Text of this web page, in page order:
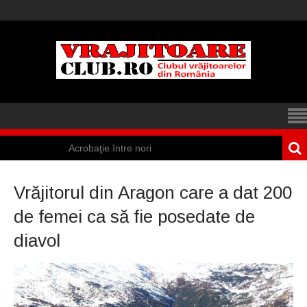
Acrobaţie între nori
un cort din Spania
Marea vânătoare
Suedia
Vrăjitoare
Vrăjitorul din Aragon care a dat 200
de femei ca să fie posedate de
diavol